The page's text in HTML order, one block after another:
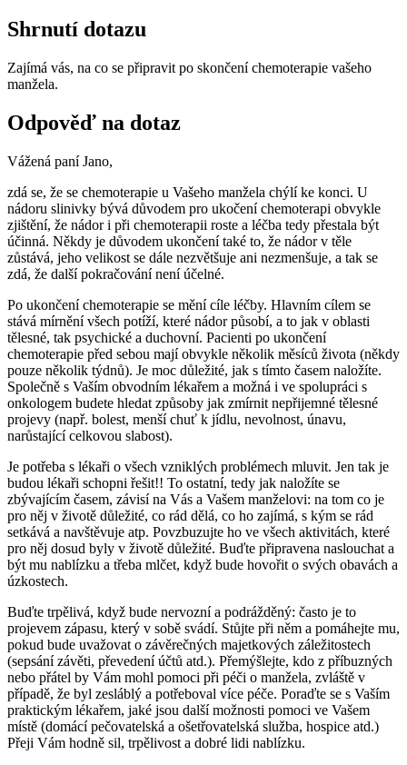
Shrnutí dotazu
Zajímá vás, na co se připravit po skončení chemoterapie vašeho
manžela.
Odpověď na dotaz
Vážená paní Jano,
zdá se, že se chemoterapie u Vašeho manžela chýlí ke konci. U
nádoru slinivky bývá důvodem pro ukočení chemoterapi obvykle
zjištění, že nádor i při chemoterapii roste a léčba tedy přestala být
účinná. Někdy je důvodem ukončení také to, že nádor v těle
zůstává, jeho velikost se dále nezvětšuje ani nezmenšuje, a tak se
zdá, že další pokračování není účelné.
Po ukončení chemoterapie se mění cíle léčby. Hlavním cílem se
stává mírnění všech potíží, které nádor působí, a to jak v oblasti
tělesné, tak psychické a duchovní. Pacienti po ukončení
chemoterapie před sebou mají obvykle několik měsíců života (někdy
pouze několik týdnů). Je moc důležité, jak s tímto časem naložíte.
Společně s Vaším obvodním lékařem a možná i ve spolupráci s
onkologem budete hledat způsoby jak zmírnit nepřijemné tělesné
projevy (např. bolest, menší chuť k jídlu, nevolnost, únavu,
narůstající celkovou slabost).
Je potřeba s lékaři o všech vzniklých problémech mluvit. Jen tak je
budou lékaři schopni řešit!! To ostatní, tedy jak naložíte se
zbývajícím časem, závisí na Vás a Vašem manželovi: na tom co je
pro něj v životě důležité, co rád dělá, co ho zajímá, s kým se rád
setkává a navštěvuje atp. Povzbuzujte ho ve všech aktivitách, které
pro něj dosud byly v životě důležité. Buďte připravena naslouchat a
být mu nablízku a třeba mlčet, když bude hovořit o svých obavách a
úzkostech.
Buďte trpělivá, když bude nervozní a podrážděný: často je to
projevem zápasu, který v sobě svádí. Stůjte při něm a pomáhejte mu,
pokud bude uvažovat o závěrečných majetkových záležitostech
(sepsání závěti, převedení účtů atd.). Přemýšlejte, kdo z příbuzných
nebo přátel by Vám mohl pomoci při péči o manžela, zvláště v
případě, že byl zesláblý a potřeboval více péče. Poraďte se s Vaším
praktickým lékařem, jaké jsou další možnosti pomoci ve Vašem
místě (domácí pečovatelská a ošetřovatelská služba, hospice atd.)
Přeji Vám hodně sil, trpělivost a dobré lidi nablízku.